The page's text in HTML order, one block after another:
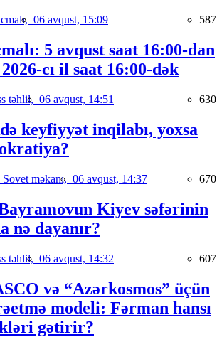
06 avqust, 15:09 587
5 avqust saat 16:00-dan
cı il saat 16:00-dək
təhlil, 06 avqust, 14:51 630
keyfiyyət inqilabı, yoxsa
məkanı, 06 avqust, 14:37 670
Kiyev səfərinin
nə dayanır?
təhlil, 06 avqust, 14:32 607
və “Azərkosmos” üçün
modeli: Fərman hansı
gətirir?